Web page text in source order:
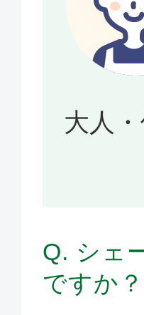
大人
Q. シェ
ですか？